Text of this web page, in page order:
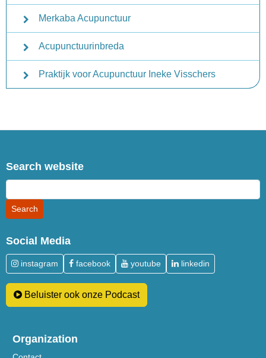
Merkaba Acupunctuur
Acupunctuurinbreda
Praktijk voor Acupunctuur Ineke Visschers
Search website
Social Media
instagram facebook youtube linkedin
Beluister ook onze Podcast
Organization